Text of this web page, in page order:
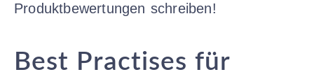
Produktbewertungen schreiben!
Best Practises für